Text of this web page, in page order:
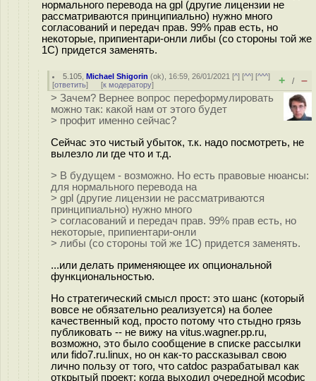
нормального перевода на gpl (другие лицензии не
рассматриваются принципиально) нужно много
согласований и передач прав. 99% прав есть, но
некоторые, припиентари-онли либы (со стороны той же
1С) придется заменять.
5.105 ,Michael Shigorin (ok), 16:59, 26/01/2021 [^] [^^] [^^^]
[ответить] [к модератору] + / –
> Зачем? Вернее вопрос переформулировать
можно так: какой нам от этого будет
> профит именно сейчас?
Сейчас это чистый убыток, т.к. надо посмотреть, не
вылезло ли где что и т.д.
> В будущем - возможно. Но есть правовые нюансы:
для нормального перевода на
> gpl (другие лицензии не рассматриваются
принципиально) нужно много
> согласований и передач прав. 99% прав есть, но
некоторые, припиентари-онли
> либы (со стороны той же 1С) придется заменять.
...или делать применяющее их опциональной
функциональностью.
Но стратегический смысл прост: это шанс (который
вовсе не обязательно реализуется) на более
качественный код, просто потому что стыдно грязь
публиковать -- не вижу на vitus.wagner.pp.ru,
возможно, это было сообщение в списке рассылки
или fido7.ru.linux, но он как-то рассказывал свою
лично пользу от того, что catdoc разрабатывал как
открытый проект: когда выходил очередной мсофис